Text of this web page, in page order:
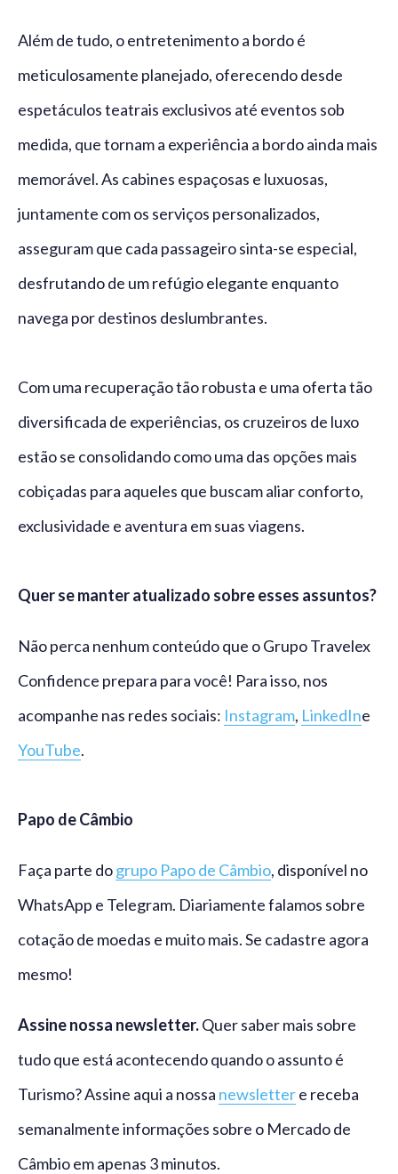
Além de tudo, o entretenimento a bordo é
meticulosamente planejado, oferecendo desde
espetáculos teatrais exclusivos até eventos sob
medida, que tornam a experiência a bordo ainda mais
memorável. As cabines espaçosas e luxuosas,
juntamente com os serviços personalizados,
asseguram que cada passageiro sinta-se especial,
desfrutando de um refúgio elegante enquanto
navega por destinos deslumbrantes.
Com uma recuperação tão robusta e uma oferta tão
diversificada de experiências, os cruzeiros de luxo
estão se consolidando como uma das opções mais
cobiçadas para aqueles que buscam aliar conforto,
exclusividade e aventura em suas viagens.
Quer se manter atualizado sobre esses assuntos?
Não perca nenhum conteúdo que o Grupo Travelex
Confidence prepara para você! Para isso, nos
acompanhe nas redes sociais: Instagram, LinkedIne
YouTube.
Papo de Câmbio
Faça parte dogrupo Papo de Câmbio, disponível no
WhatsApp e Telegram. Diariamente falamos sobre
cotação de moedas e muito mais. Se cadastre agora
mesmo!
Assine nossa newsletter.Quer saber mais sobre
tudo que está acontecendo quando o assunto é
Turismo? Assine aqui a nossa newslettere receba
semanalmente informações sobre o Mercado de
Câmbio em apenas 3 minutos.